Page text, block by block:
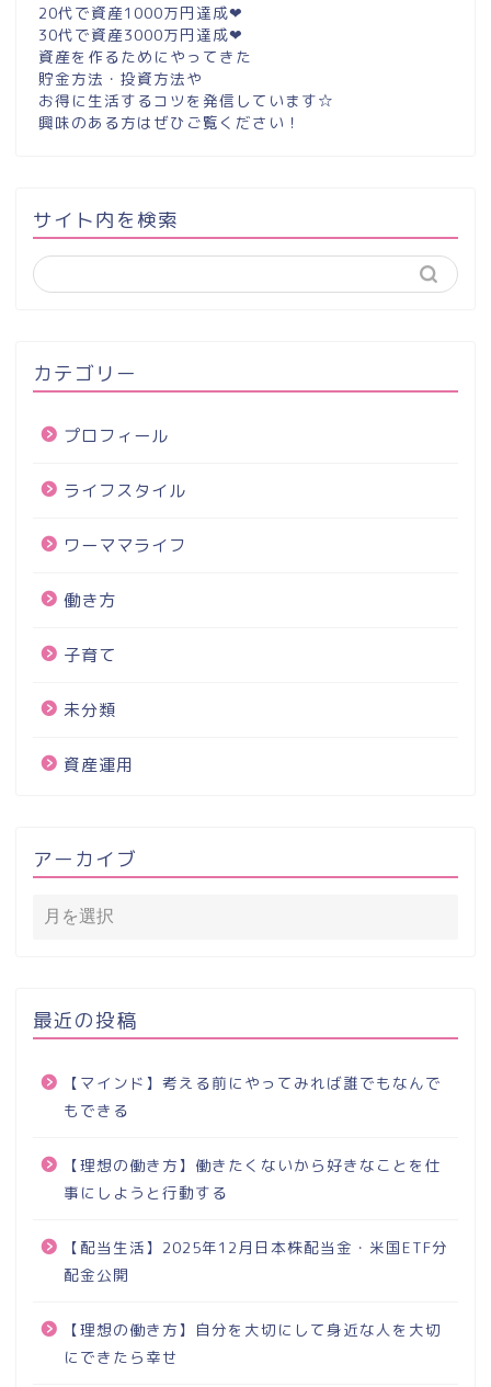
20代で資産1000万円達成❤︎
30代で資産3000万円達成❤︎
資産を作るためにやってきた
貯金方法・投資方法や
お得に生活するコツを発信しています☆
興味のある方はぜひご覧ください！
サイト内を検索
カテゴリー
プロフィール
ライフスタイル
ワーママライフ
働き方
子育て
未分類
資産運用
アーカイブ
最近の投稿
【マインド】考える前にやってみれば誰でもなんで
もできる
【理想の働き方】働きたくないから好きなことを仕
事にしようと行動する
【配当生活】2025年12月日本株配当金・米国ETF分
配金公開
【理想の働き方】自分を大切にして身近な人を大切
にできたら幸せ